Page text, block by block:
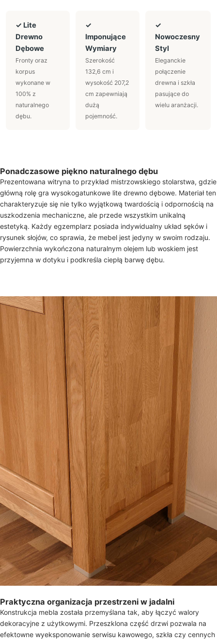
✓ Lite
Drewno
Dębowe
Fronty oraz
korpus
wykonane w
100% z
naturalnego
dębu.
✓
Imponujące
Wymiary
Szerokość
132,6 cm i
wysokość 207,2
cm zapewniają
dużą
pojemność.
✓
Nowoczesny
Styl
Eleganckie
połączenie
drewna i szkła
pasujące do
wielu aranżacji.
Ponadczasowe piękno naturalnego dębu
Prezentowana witryna to przykład mistrzowskiego stolarstwa, gdzie
główną rolę gra wysokogatunkowe lite drewno dębowe. Materiał ten
charakteryzuje się nie tylko wyjątkową twardością i odpornością na
uszkodzenia mechaniczne, ale przede wszystkim unikalną
estetyką. Każdy egzemplarz posiada indywidualny układ sęków i
rysunek słojów, co sprawia, że mebel jest jedyny w swoim rodzaju.
Powierzchnia wykończona naturalnym olejem lub woskiem jest
przyjemna w dotyku i podkreśla ciepłą barwę dębu.
Praktyczna organizacja przestrzeni w jadalni
Konstrukcja mebla została przemyślana tak, aby łączyć walory
dekoracyjne z użytkowymi. Przeszklona część drzwi pozwala na
efektowne wyeksponowanie serwisu kawowego, szkła czy cennych